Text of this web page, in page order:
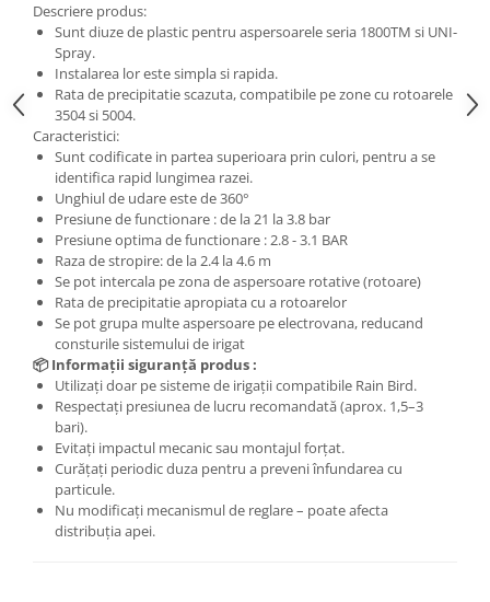
Descriere produs:
Sunt diuze de plastic pentru aspersoarele seria 1800TM si UNI-
Spray.
Instalarea lor este simpla si rapida.
Rata de precipitatie scazuta, compatibile pe zone cu rotoarele
3504 si 5004.
Caracteristici:
Sunt codificate in partea superioara prin culori, pentru a se
identifica rapid lungimea razei.
Unghiul de udare este de 360°
Presiune de functionare : de la 21 la 3.8 bar
Presiune optima de functionare : 2.8 - 3.1 BAR
Raza de stropire: de la 2.4 la 4.6 m
Se pot intercala pe zona de aspersoare rotative (rotoare)
Rata de precipitatie apropiata cu a rotoarelor
Se pot grupa multe aspersoare pe electrovana, reducand
consturile sistemului de irigat
📦 Informații siguranță produs :
Utilizați doar pe sisteme de irigații compatibile Rain Bird.
Respectați presiunea de lucru recomandată (aprox. 1,5–3
bari).
Evitați impactul mecanic sau montajul forțat.
Curățați periodic duza pentru a preveni înfundarea cu
particule.
Nu modificați mecanismul de reglare – poate afecta
distribuția apei.